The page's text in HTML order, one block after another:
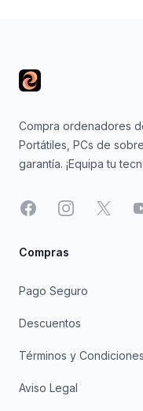
Compra ordenadores
Portátiles, PCs de
garantía. ¡Equipa tu
FacebookInstagram
X
Compras
Pago Seguro
Descuentos
Términos y Condiciones
Aviso Legal